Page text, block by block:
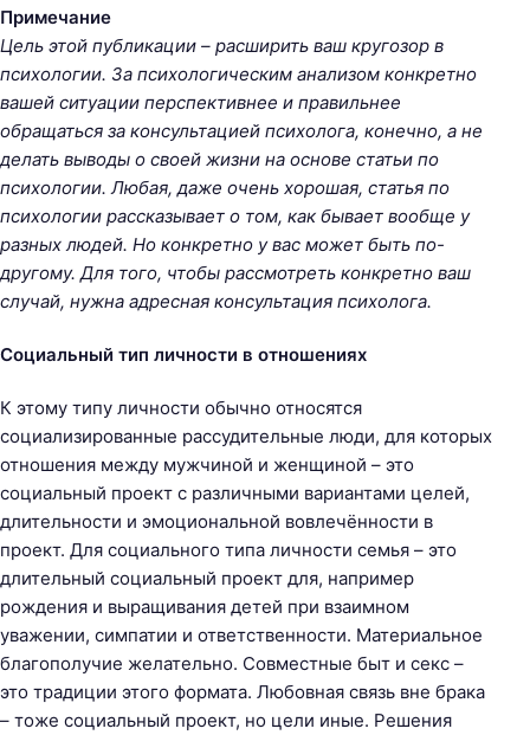
Примечание
Цель этой публикации – расширить ваш кругозор в
психологии. За психологическим анализом конкретно
вашей ситуации перспективнее и правильнее
обращаться за консультацией психолога, конечно, а не
делать выводы о своей жизни на основе статьи по
психологии. Любая, даже очень хорошая, статья по
психологии рассказывает о том, как бывает вообще у
разных людей. Но конкретно у вас может быть по-
другому. Для того, чтобы рассмотреть конкретно ваш
случай, нужна адресная консультация психолога.
Социальный тип личности в отношениях
К этому типу личности обычно относятся
социализированные рассудительные люди, для которых
отношения между мужчиной и женщиной – это
социальный проект с различными вариантами целей,
длительности и эмоциональной вовлечённости в
проект. Для социального типа личности семья – это
длительный социальный проект для, например
рождения и выращивания детей при взаимном
уважении, симпатии и ответственности. Материальное
благополучие желательно. Совместные быт и секс –
это традиции этого формата. Любовная связь вне брака
– тоже социальный проект, но цели иные. Решения